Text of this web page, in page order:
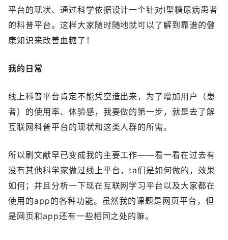
平台的现状、通过科学依据设计一个针对I型糖尿病患者
的科普平台。这样大家随时随地就可以了解到靠谱的健
康知识来改善血糖了！
我的日常
线上科普平台肯定不能凭空造出来，为了增加用户（患
者）的使用率、体验感，我要做的第一步，就是去了解
互联网科普平台的现状和这类人群的所需。
所以刷文献早已变成我的主要工作——看一看在过去有
没有其他科学家做过线上平台，ta们是如何做的，效果
如何；并且分析一下现在互联网学习平台以及大家都在
使用的app的各种功能。虽然我的课题是网页平台，但
是网页和app还有一些相同之处的嘛。